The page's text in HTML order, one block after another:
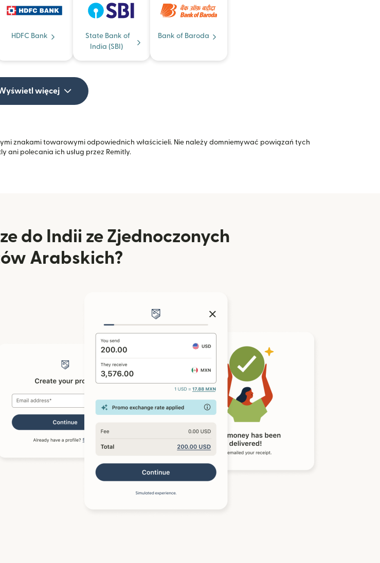
HDFC Bank
State Bank of
India (SBI)
Bank of Baroda
więcej
znakami towarowymi odpowiednich właścicieli. Nie należy domniemywać powiązań tych
ani polecania ich usług przez Remitly.
do Indii ze Zjednoczonych
Arabskich?
oknie)